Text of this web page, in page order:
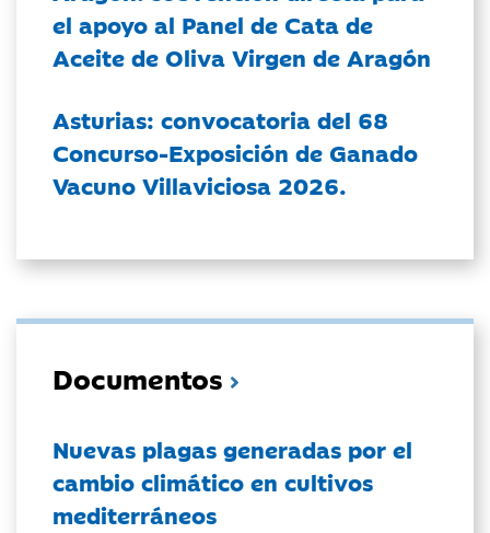
el apoyo al Panel de Cata de
Aceite de Oliva Virgen de Aragón
Asturias: convocatoria del 68
Concurso-Exposición de Ganado
Vacuno Villaviciosa 2026.
Documentos
Nuevas plagas generadas por el
cambio climático en cultivos
mediterráneos